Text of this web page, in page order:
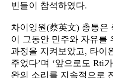
빈들이 참석하였다.
차이잉원(蔡英文) 총통은
이 그동안 민주와 자유를
과정을 지켜보았고, 타이
주었다’며 ‘앞으로도 Rti
완의 소리를 지속적으로